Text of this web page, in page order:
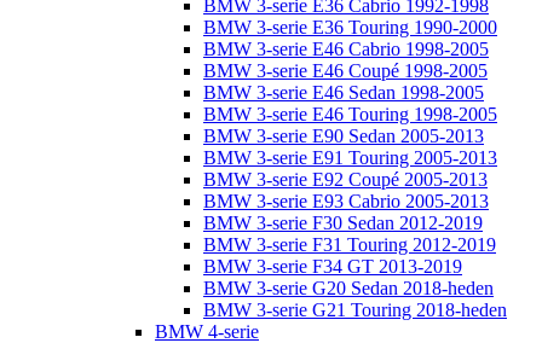
BMW 3-serie E36 Cabrio 1992-1998
BMW 3-serie E36 Touring 1990-2000
BMW 3-serie E46 Cabrio 1998-2005
BMW 3-serie E46 Coupé 1998-2005
BMW 3-serie E46 Sedan 1998-2005
BMW 3-serie E46 Touring 1998-2005
BMW 3-serie E90 Sedan 2005-2013
BMW 3-serie E91 Touring 2005-2013
BMW 3-serie E92 Coupé 2005-2013
BMW 3-serie E93 Cabrio 2005-2013
BMW 3-serie F30 Sedan 2012-2019
BMW 3-serie F31 Touring 2012-2019
BMW 3-serie F34 GT 2013-2019
BMW 3-serie G20 Sedan 2018-heden
BMW 3-serie G21 Touring 2018-heden
BMW 4-serie